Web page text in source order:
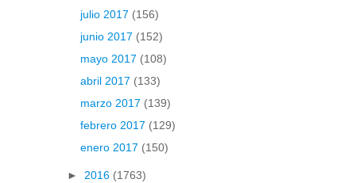
julio 2017 (156)
junio 2017 (152)
mayo 2017 (108)
abril 2017 (133)
marzo 2017 (139)
febrero 2017 (129)
enero 2017 (150)
► 2016 (1763)